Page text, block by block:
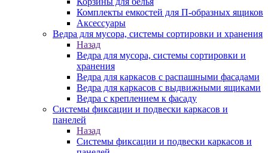
Комплекты емкостей для П-образных ящиков
Аксессуары
Ведра для мусора, системы сортировки и хранения
Назад
Ведра для мусора, системы сортировки и
хранения
Ведра для каркасов с распашными фасадами
Ведра для каркасов с выдвижными ящиками
Ведра с креплением к фасаду
Системы фиксации и подвески каркасов и
панелей
Назад
Системы фиксации и подвески каркасов и